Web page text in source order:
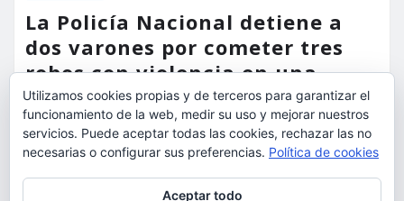
La Policía Nacional detiene a
dos varones por cometer tres
robos con violencia en una
misma mañana
torrent al dia Ago 7, 2026
Utilizamos cookies propias y de terceros para garantizar el
funcionamiento de la web, medir su uso y mejorar nuestros
servicios. Puede aceptar todas las cookies, rechazar las no
necesarias o configurar sus preferencias. Política de cookies
Aceptar todo